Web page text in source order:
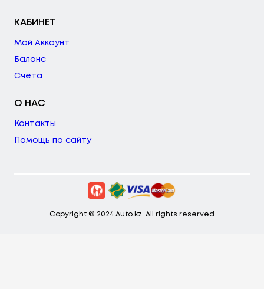
КАБИНЕТ
Мой Аккаунт
Баланс
Счета
О НАС
Контакты
Помощь по сайту
Copyright © 2024 Auto.kz. All rights reserved